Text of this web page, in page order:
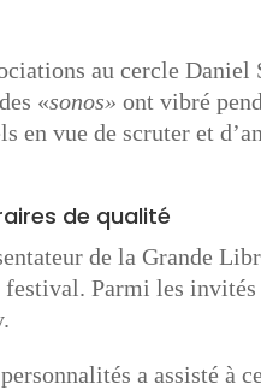
au cercle
«sonos» ont vibré
en vue de scruter et
de qualité
de la Grande
Parmi les
a assisté à